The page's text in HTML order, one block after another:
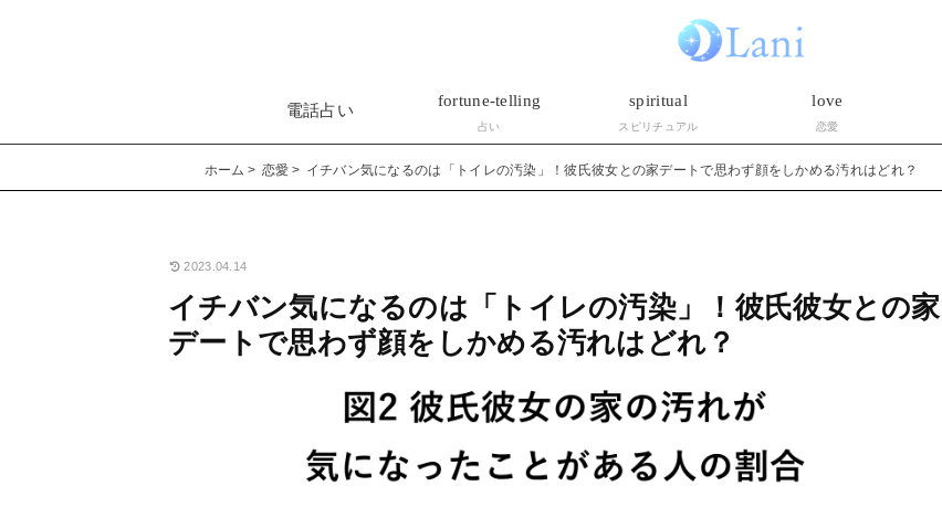
電話占い
fortune-telling
占い
spiritual
スピリチュアル
love
恋愛
ホーム 恋愛 イチバン気になるのは「トイレの汚染」！彼氏彼女との家デートで思わず顔をしかめる汚れはどれ？
2023.04.14
イチバン気になるのは「トイレの汚染」！彼氏彼女との家
デートで思わず顔をしかめる汚れはどれ？